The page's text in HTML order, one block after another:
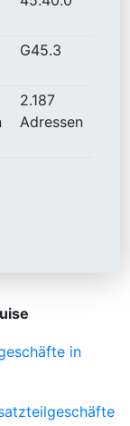
G45.3
2.187
Adressen
in